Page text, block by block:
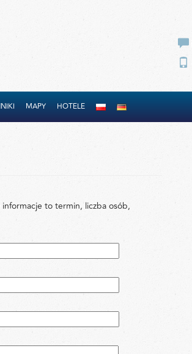
MAPY HOTELE
to termin, liczba osób,